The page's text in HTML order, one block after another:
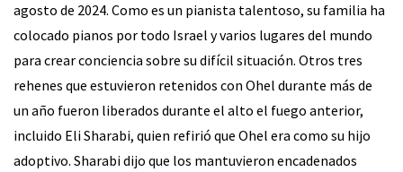
agosto de 2024. Como es un pianista talentoso, su familia ha
colocado pianos por todo Israel y varios lugares del mundo
para crear conciencia sobre su difícil situación. Otros tres
rehenes que estuvieron retenidos con Ohel durante más de
un año fueron liberados durante el alto el fuego anterior,
incluido Eli Sharabi, quien refirió que Ohel era como su hijo
adoptivo. Sharabi dijo que los mantuvieron encadenados